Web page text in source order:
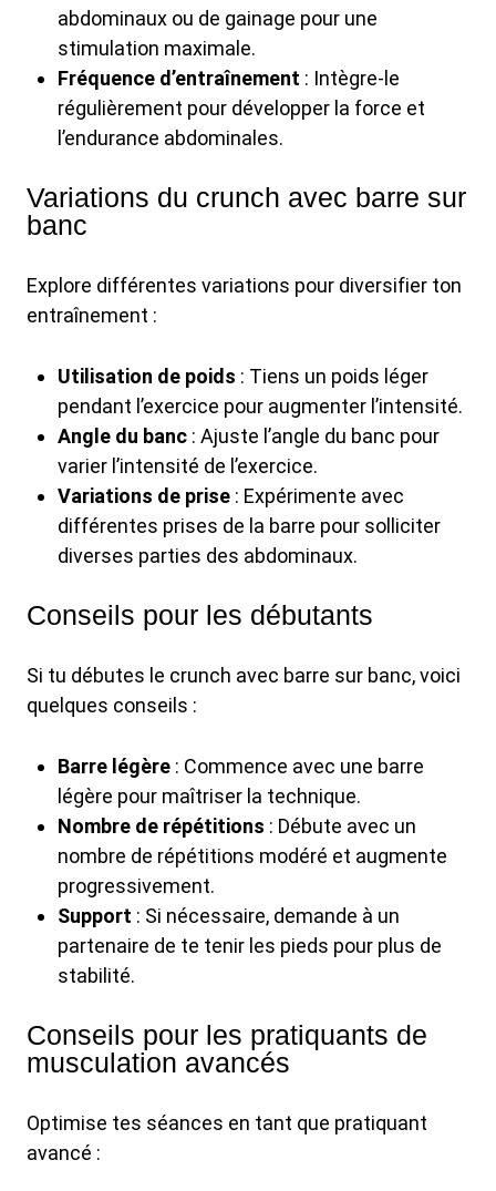
abdominaux ou de gainage pour une
stimulation maximale.
Fréquence d’entraînement : Intègre-le
régulièrement pour développer la force et
l’endurance abdominales.
Variations du crunch avec barre sur
banc
Explore différentes variations pour diversifier ton
entraînement :
Utilisation de poids : Tiens un poids léger
pendant l’exercice pour augmenter l’intensité.
Angle du banc: Ajuste l’angle du banc pour
varier l’intensité de l’exercice.
Variations de prise: Expérimente avec
différentes prises de la barre pour solliciter
diverses parties des abdominaux.
Conseils pour les débutants
Si tu débutes le crunch avec barre sur banc, voici
quelques conseils :
Barre légère: Commence avec une barre
légère pour maîtriser la technique.
Nombre de répétitions : Débute avec un
nombre de répétitions modéré et augmente
progressivement.
Support : Si nécessaire, demande à un
partenaire de te tenir les pieds pour plus de
stabilité.
Conseils pour les pratiquants de
musculation avancés
Optimise tes séances en tant que pratiquant
avancé :